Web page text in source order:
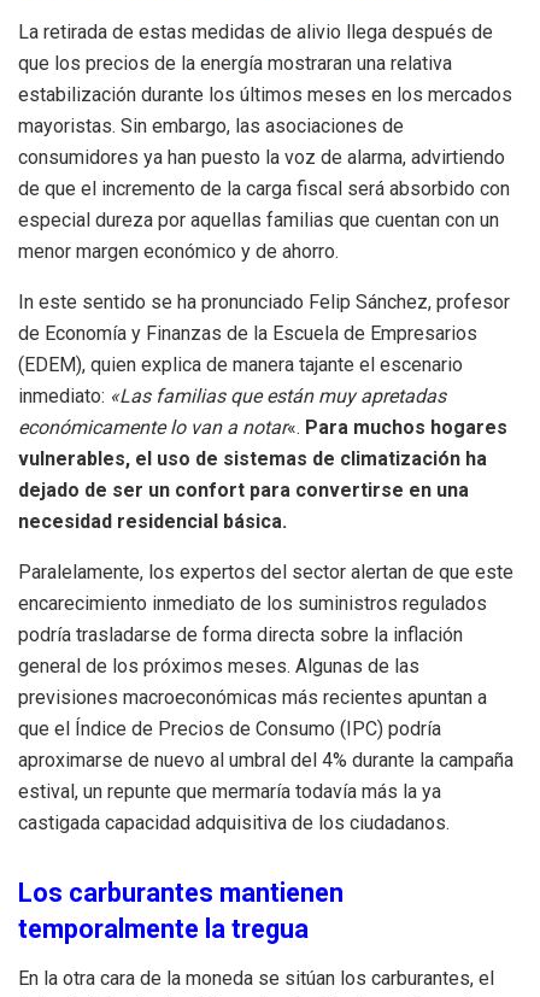
La retirada de estas medidas de alivio llega después de
que los precios de la energía mostraran una relativa
estabilización durante los últimos meses en los mercados
mayoristas. Sin embargo, las asociaciones de
consumidores ya han puesto la voz de alarma, advirtiendo
de que el incremento de la carga fiscal será absorbido con
especial dureza por aquellas familias que cuentan con un
menor margen económico y de ahorro.
In este sentido se ha pronunciado Felip Sánchez, profesor
de Economía y Finanzas de la Escuela de Empresarios
(EDEM), quien explica de manera tajante el escenario
inmediato: «Las familias que están muy apretadas
económicamente lo van a notar«. Para muchos hogares
vulnerables, el uso de sistemas de climatización ha
dejado de ser un confort para convertirse en una
necesidad residencial básica.
Paralelamente, los expertos del sector alertan de que este
encarecimiento inmediato de los suministros regulados
podría trasladarse de forma directa sobre la inflación
general de los próximos meses. Algunas de las
previsiones macroeconómicas más recientes apuntan a
que el Índice de Precios de Consumo (IPC) podría
aproximarse de nuevo al umbral del 4% durante la campaña
estival, un repunte que mermaría todavía más la ya
castigada capacidad adquisitiva de los ciudadanos.
Los carburantes mantienen
temporalmente la tregua
En la otra cara de la moneda se sitúan los carburantes, el